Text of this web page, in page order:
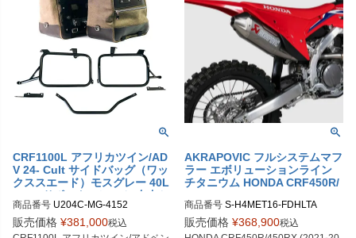
CRF1100L アフリカツイン/AD
V 24- Cult サイドバッグ（ワッ
クススエード）モスグレー 40L
-50L+サポートフレーム(左右セ
ット) UNIT GARAGE
商品番号 U204C-MG-4152
U204C_MG+4152
メーカー型番：U204C+4152
販売価格 ¥381,000税込
AKRAPOVIC フルシステムマフ
ラー エボリューションライン
チタニウム HONDA CRF450R/
商品番号 S-H4MET16-FDHLTA
販売価格 ¥368,900税込